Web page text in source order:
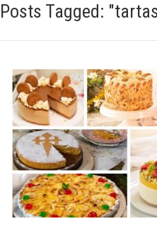
Posts Tagged: